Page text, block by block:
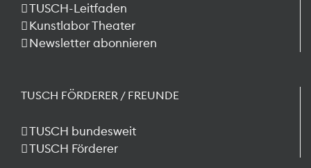
TUSCH-Leitfaden
Kunstlabor Theater
Newsletter abonnieren
TUSCH FÖRDERER / FREUNDE
TUSCH bundesweit
TUSCH Förderer